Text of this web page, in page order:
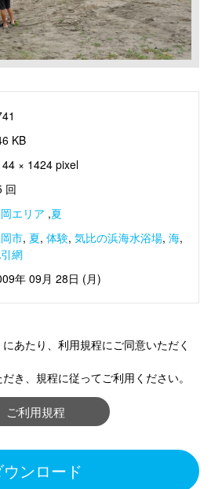
KB
× 1424 pixel
回
エリア ,夏
市, 夏, 体験, 気比の浜海水浴場, 海,
網
年 09月 28日 (月)
あたり、利用規程にご同意いただく
き、規程に従ってご利用ください。
ご利用規程
ウンロード